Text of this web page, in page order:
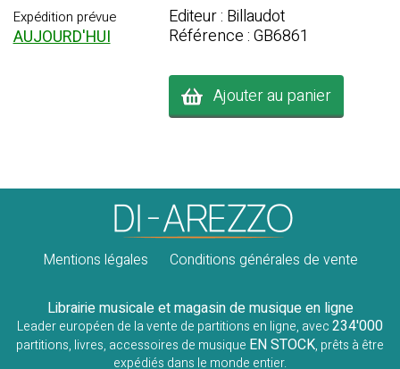
Expédition prévue
AUJOURD'HUI
Editeur : Billaudot
Référence : GB6861
Ajouter au panier
Mentions légales Conditions générales de vente
Librairie musicale et magasin de musique en ligne
Leader européen de la vente de partitions en ligne, avec234'000
partitions, livres, accessoires de musique EN STOCK, prêts à être
expédiés dans le monde entier.